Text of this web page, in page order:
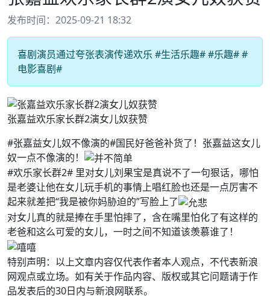
发布时间：2025-09-21 18:32
喜剧演员通过夸张表演传递欢乐 #生活乐趣# #乐趣# #
电影喜剧#
张嘉益欢乐家长群2演女儿奴获赞
#张嘉益女儿奴不像演的#国民好爸爸补货了！张嘉益这女儿
奴一点不像演的！
#欢乐家长群2# 里对女儿刘果宝是真说不了一句狠话，哪怕
是老婆让他在女儿玩手机的事情上唱红脸也还是一点厉害不
起来就差把“我是被你妈胁迫的”写脸上了
对女儿真的就是捧在手里怕摔了，含在嘴里怕化了有这样的
老爸和这么可爱的女儿，一时之间不知道该羡慕谁了！
特别声明：以上文章内容仅代表作者本人观点，不代表新浪
网观点或立场。如有关于作品内容、版权或其它问题请于作
品发表后的30日内与新浪网联系。